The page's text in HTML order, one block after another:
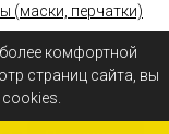
комфортной
страниц сайта, вы
(маски, перчатки)